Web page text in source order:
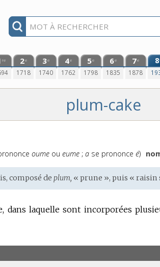
re 2e
1718
3e
1740
4e
1762
5e
1798
6e
1835
7e
1878
8
plum-cake
oume oueume ;a se prononceé)
, composé deplum, « prune », puis « raisin
dans laquelle sont incorporées